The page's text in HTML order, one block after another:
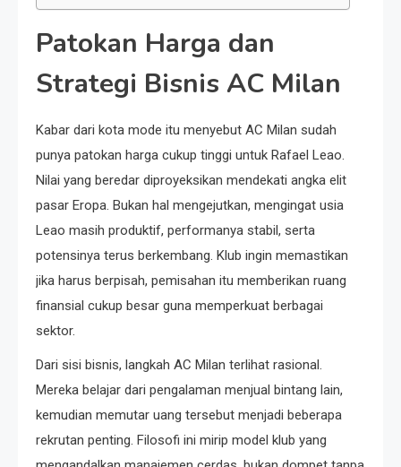
Patokan Harga dan
Strategi Bisnis AC Milan
Kabar dari kota mode itu menyebut AC Milan sudah
punya patokan harga cukup tinggi untuk Rafael Leao.
Nilai yang beredar diproyeksikan mendekati angka elit
pasar Eropa. Bukan hal mengejutkan, mengingat usia
Leao masih produktif, performanya stabil, serta
potensinya terus berkembang. Klub ingin memastikan
jika harus berpisah, pemisahan itu memberikan ruang
finansial cukup besar guna memperkuat berbagai
sektor.
Dari sisi bisnis, langkah AC Milan terlihat rasional.
Mereka belajar dari pengalaman menjual bintang lain,
kemudian memutar uang tersebut menjadi beberapa
rekrutan penting. Filosofi ini mirip model klub yang